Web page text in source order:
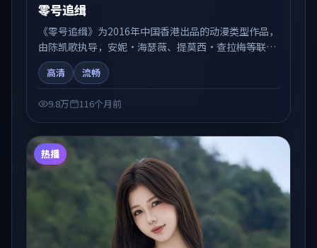
零号追缉
《零号追缉》为2016年中国香港出品的动漫类型作品，
由陈凯歌执导，安妮·海瑟薇、提莫西·查拉梅等联合
出演。剧情在人物弧光与节奏推进中展开，兼具叙事张
力与视听质感。适合关注国产在线观看、热播国产剧与
高清 流畅
9.8万 116个月前
热播